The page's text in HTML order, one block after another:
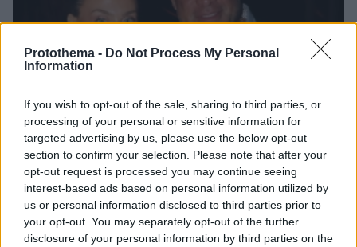
Protothema - Do Not Process My Personal
Information
If you wish to opt-out of the sale, sharing to third parties, or
processing of your personal or sensitive information for
targeted advertising by us, please use the below opt-out
section to confirm your selection. Please note that after your
opt-out request is processed you may continue seeing
interest-based ads based on personal information utilized by
us or personal information disclosed to third parties prior to
your opt-out. You may separately opt-out of the further
disclosure of your personal information by third parties on the